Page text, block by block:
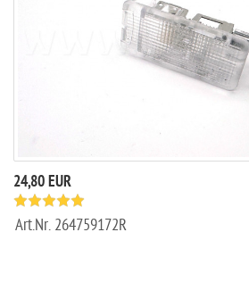
24,80 EUR
Art.Nr. 264759172R